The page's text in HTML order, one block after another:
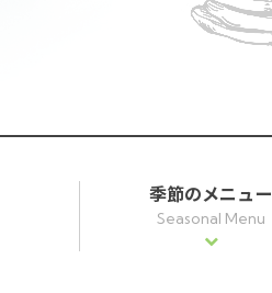
季節のメニュー
Seasonal Menu